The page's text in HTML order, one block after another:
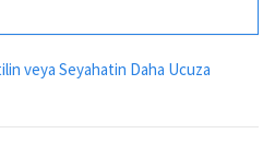
veya Seyahatin Daha Ucuza